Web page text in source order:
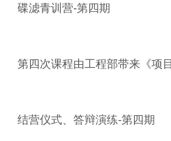
碟滤青训营-第四期
第四次课程由工程部带来《项目
结营仪式、答辩演练-第四期